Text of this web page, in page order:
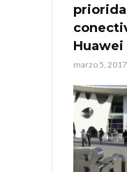
Huawei
marzo 5, 2017